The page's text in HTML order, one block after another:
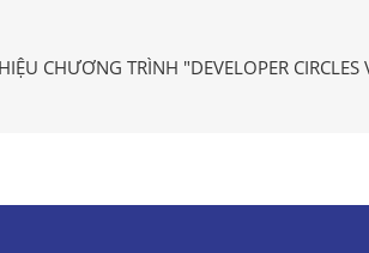
CHƯƠNG TRÌNH "DEVELOPER